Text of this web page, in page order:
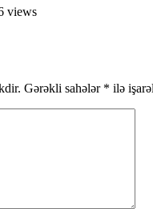
views
Gərəkli sahələr * ilə